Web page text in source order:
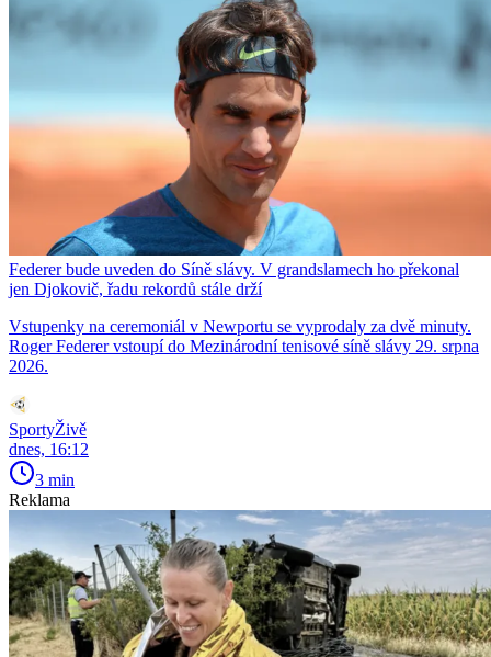
Federer bude uveden do Síně slávy. V grandslamech ho překonal
jen Djokovič, řadu rekordů stále drží
Vstupenky na ceremoniál v Newportu se vyprodaly za dvě minuty.
Roger Federer vstoupí do Mezinárodní tenisové síně slávy 29. srpna
2026.
SportyŽivě
dnes, 16:12
3 min
Reklama